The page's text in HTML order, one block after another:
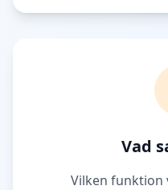
Vad
Vilken funktion